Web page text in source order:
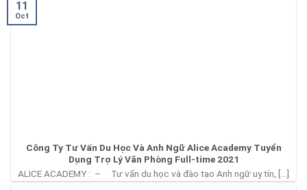
Công Ty Tư Vấn Du Học Và Anh Ngữ Alice Academy
Tuyển Dụng Trợ Lý Văn Phòng Full-time 2021
ALICE ACADEMY : – Tư vấn du học và đào tạo Anh ngữ uy
11
Oct